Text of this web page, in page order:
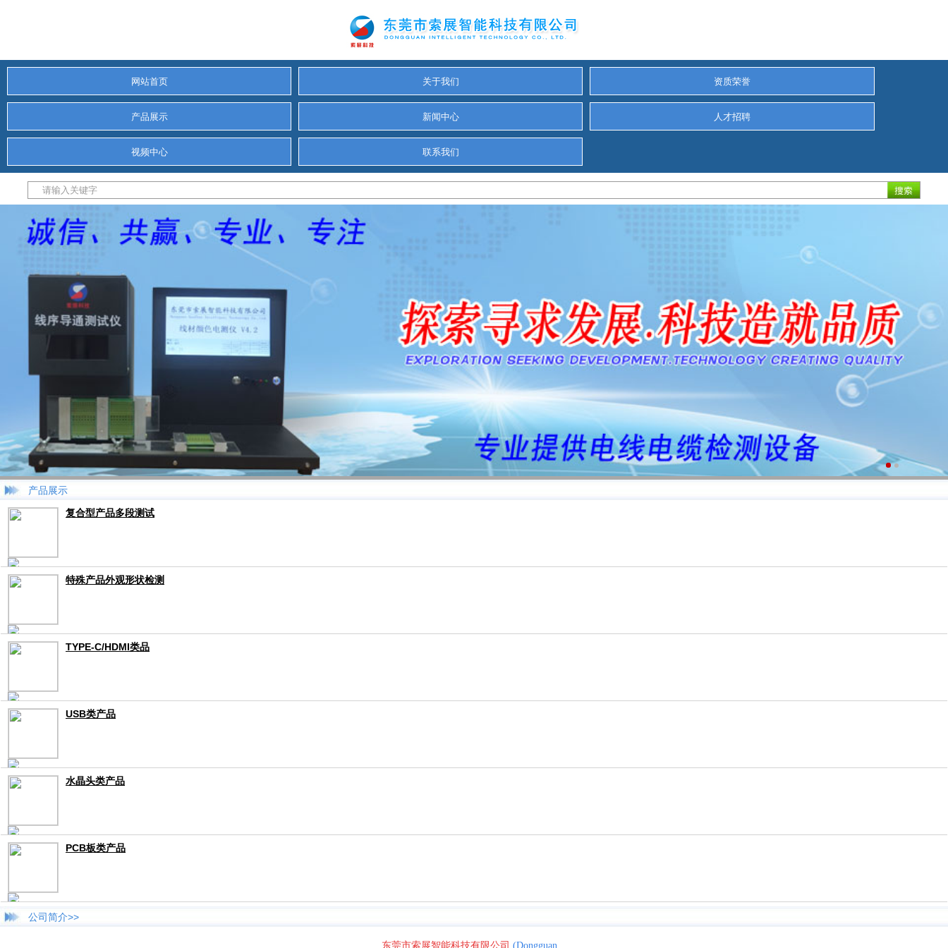
网站首页 关于我们 资质荣誉
产品展示 新闻中心 人才招聘
视频中心 联系我们
产品展示
复合型产品多段测试
特殊产品外观形状检测
TYPE-C/HDMI类品
USB类产品
水晶头类产品
PCB板类产品
公司简介>>
东莞市索展智能科技有限公司 (Dongguan